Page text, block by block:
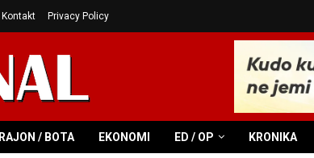
Kontakt Privacy Policy
RAJON / BOTA EKONOMI ED / OP KRONIKA